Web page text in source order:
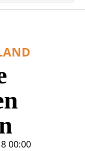
00:00